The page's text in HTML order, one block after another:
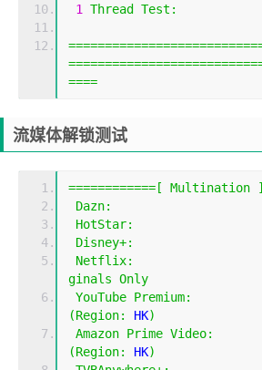
1 Thread Test :
====
流媒体解锁测试
============[ Multination
Dazn:
HotStar:
Disney+:
Netflix:
ginals Only
YouTube Premium:
(Region: HK)
Amazon Prime Video:
(Region: HK)